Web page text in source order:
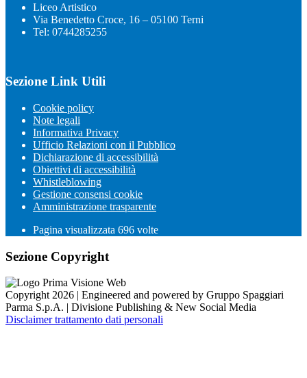
Liceo Artistico
Via Benedetto Croce, 16 – 05100 Terni
Tel: 0744285255
Sezione Link Utili
Cookie policy
Note legali
Informativa Privacy
Ufficio Relazioni con il Pubblico
Dichiarazione di accessibilità
Obiettivi di accessibilità
Whistleblowing
Gestione consensi cookie
Amministrazione trasparente
Pagina visualizzata 696 volte
Sezione Copyright
Copyright 2026 | Engineered and powered by Gruppo Spaggiari
Parma S.p.A. | Divisione Publishing & New Social Media
Disclaimer trattamento dati personali